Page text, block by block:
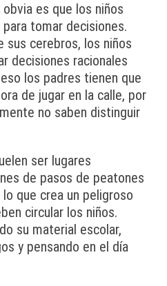
es que los niños
tomar decisiones.
sus cerebros, los niños
decisiones racionales
los padres tienen que
de jugar en la calle, por
no saben distinguir
ser lugares
de pasos de peatones
que crea un peligroso
circular los niños.
su material escolar,
y pensando en el día